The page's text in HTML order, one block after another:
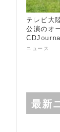
テレビ大
公演のオ
ニュース
最新